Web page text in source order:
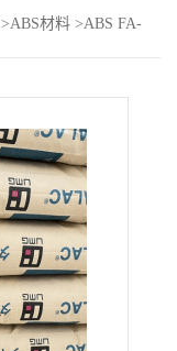
>ABS材料 >ABS FA-